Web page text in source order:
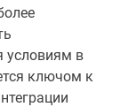
условиям в
ключом к